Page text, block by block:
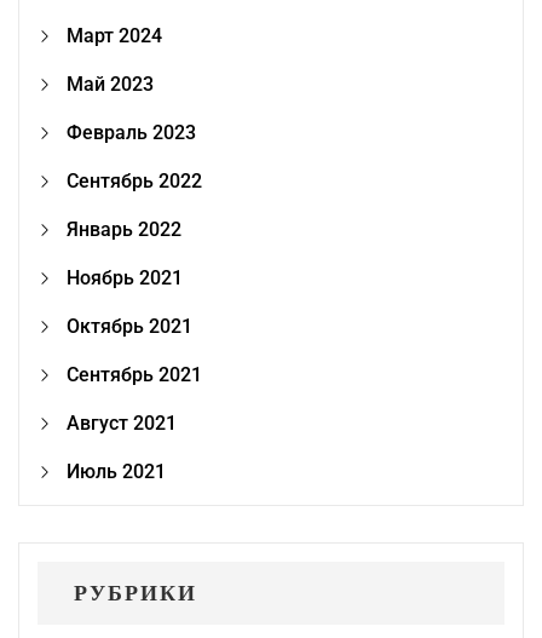
Март 2024
Май 2023
Февраль 2023
Сентябрь 2022
Январь 2022
Ноябрь 2021
Октябрь 2021
Сентябрь 2021
Август 2021
Июль 2021
РУБРИКИ